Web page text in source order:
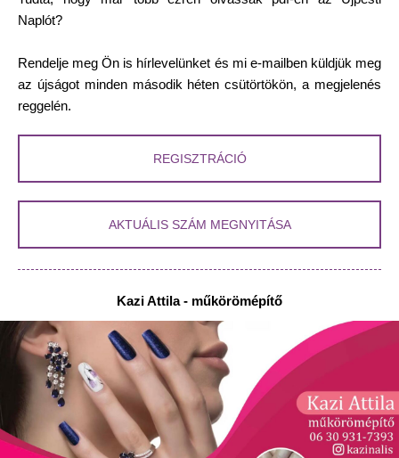
Naplót?
Rendelje meg Ön is hírlevelünket és mi e-mailben küldjük meg
az újságot minden második héten csütörtökön, a megjelenés
reggelén.
REGISZTRÁCIÓ
AKTUÁLIS SZÁM MEGNYITÁSA
Kazi Attila - műkörömépítő